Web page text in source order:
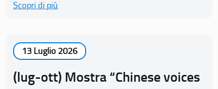
Scopri di più
13 Luglio 2026
(lug-ott) Mostra “Chinese voices